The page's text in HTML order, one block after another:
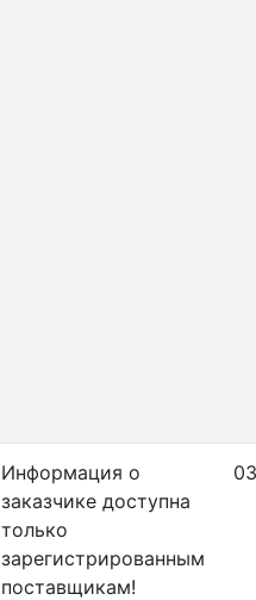
Информация о
заказчике доступна
только
зарегистрированным
поставщикам!